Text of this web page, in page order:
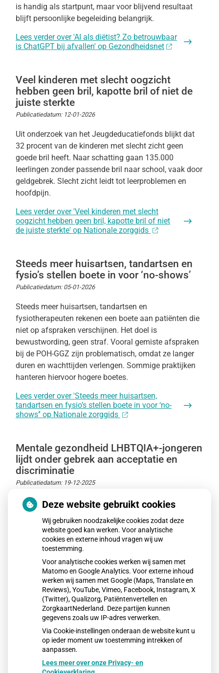
is handig als startpunt, maar voor blijvend resultaat
blijft persoonlijke begeleiding belangrijk.
Lees verderover 'AI als diëtist? Zo betrouwbaar
is ChatGPT bij afvallen' op Gezondheidsnet
Veel kinderen met slecht oogzicht
hebben geen bril, kapotte bril of niet de
juiste sterkte
Publicatiedatum: 12-01-2026
Uit onderzoek van het Jeugdeducatiefonds blijkt dat
32 procent van de kinderen met slecht zicht geen
goede bril heeft. Naar schatting gaan 135.000
leerlingen zonder passende bril naar school, vaak door
geldgebrek. Slecht zicht leidt tot leerproblemen en
hoofdpijn.
Lees verderover 'Veel kinderen met slecht
oogzicht hebben geen bril, kapotte bril of niet
de juiste sterkte' op Nationale zorggids
Steeds meer huisartsen, tandartsen en
fysio’s stellen boete in voor ‘no-shows’
Publicatiedatum: 05-01-2026
Steeds meer huisartsen, tandartsen en
fysiotherapeuten rekenen een boete aan patiënten die
niet op afspraken verschijnen. Het doel is
bewustwording, geen straf. Vooral gemiste afspraken
bij de POH-GGZ zijn problematisch, omdat ze langer
duren en wachttijden verlengen. Sommige praktijken
hanteren hiervoor hogere boetes.
Lees verderover 'Steeds meer huisartsen,
tandartsen en fysio’s stellen boete in voor ‘no-
shows’' op Nationale zorggids
Mentale gezondheid LHBTQIA+-jongeren
lijdt onder gebrek aan acceptatie en
discriminatie
Publicatiedatum: 19-12-2025
LHBTQIA+-jongeren ervaren vaker mentale
gezondheidsproblemen dan leeftijdsgenoten. Gebrek
aan acceptatie, discriminatie en agressie spelen hierbij
een grote rol. Jongeren die zichzelf kunnen zijn, voelen
zich mentaal beter. Volgens het RIVM beschikken
LHBTQIA+-jongvolwassenen minder vaak over
beschermende factoren zoals weerbaarheid, wat hun
mentale gezondheid verder onder druk zet.
Lees verderover 'Mentale gezondheid
LHBTQIA+-jongeren lijdt onder gebrek aan
acceptatie en discriminatie' op Nationale
zorggids
Deze website gebruikt cookies
Wij gebruiken noodzakelijke cookies zodat deze
website goed kan werken. Voor analytische
cookies en externe inhoud vragen wij uw
toestemming.
Voor analytische cookies werken wij samen met
Matomo en Google Analytics. Voor externe inhoud
werken wij samen met Google (Maps, Translate en
Reviews), YouTube, Vimeo, Facebook, Instagram, X
(Twitter), Qualizorg, Patiëntenvertellen en
ZorgkaartNederland. Deze partijen kunnen
gegevens zoals uw IP-adres verwerken.
Via Cookie-instellingen onderaan de website kunt u
op ieder moment uw toestemming intrekken of
aanpassen.
Lees meer over onze Privacy- en